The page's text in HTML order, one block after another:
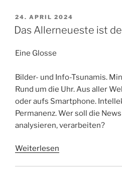
VERÖFFENTLICHT
AM
24. APRIL 2024
Das Allerneueste ist
Eine Glosse
Bilder- und Info-Tsunamis.
Rund um die Uhr. Aus aller
oder aufs Smartphone.
Permanenz. Wer soll die
analysieren, verarbeiten?
Weiterlesen